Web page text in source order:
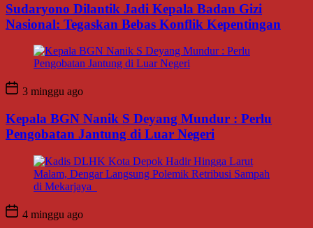
Sudaryono Dilantik Jadi Kepala Badan Gizi
Nasional: Tegaskan Bebas Konflik Kepentingan
3 minggu ago
Kepala BGN Nanik S Deyang Mundur : Perlu
Pengobatan Jantung di Luar Negeri
4 minggu ago